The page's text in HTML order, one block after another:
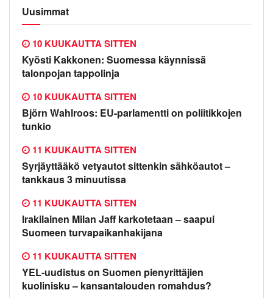
Uusimmat
Kyösti Kakkonen: Suomessa käynnissä
talonpojan tappolinja
10 KUUKAUTTA SITTEN
Björn Wahlroos: EU-parlamentti on poliitikkojen
tunkio
10 KUUKAUTTA SITTEN
Syrjäyttääkö vetyautot sittenkin sähköautot –
tankkaus 3 minuutissa
11 KUUKAUTTA SITTEN
Irakilainen Milan Jaff karkotetaan – saapui
Suomeen turvapaikanhakijana
11 KUUKAUTTA SITTEN
YEL-uudistus on Suomen pienyrittäjien
kuolinisku – kansantalouden romahdus?
11 KUUKAUTTA SITTEN